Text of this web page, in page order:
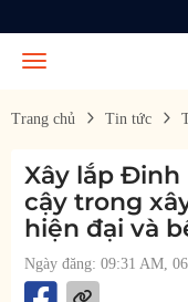
Trang chủ Tin tức
Xây lắp
cậy trong
hiện đại và
Ngày đăng: 09:31 AM,